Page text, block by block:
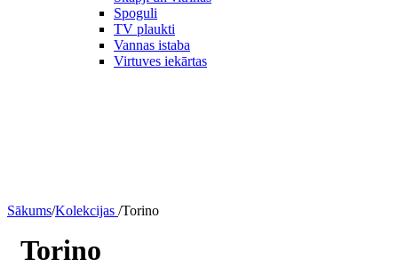
Spoguli
TV plaukti
Vannas istaba
Virtuves iekārtas
Sākums/Kolekcijas /Torino
Torino